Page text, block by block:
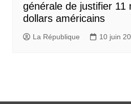
générale de justifier 11
dollars américains
La République 10 juin